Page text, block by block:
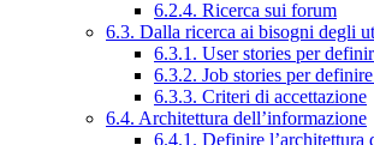
6.2.4. Ricerca sui forum
6.3. Dalla ricerca ai bisogni degli
6.3.1. User stories per
6.3.2. Job stories per
6.3.3. Criteri di accettazione
6.4. Architettura dell’informazione
6.4.1. Definire l’architettura